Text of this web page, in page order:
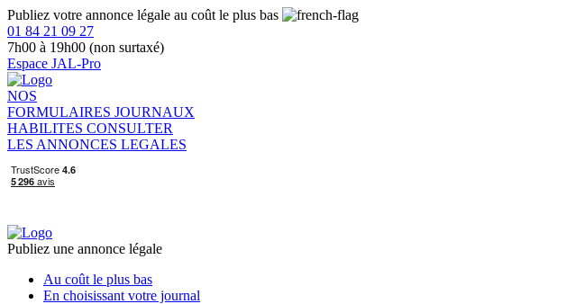
Publiez votre annonce légale au coût le plus bas
01 84 21 09 27
7h00 à 19h00 (non surtaxé)
Espace JAL-Pro
NOS
FORMULAIRES JOURNAUX
HABILITES CONSULTER
LES ANNONCES LEGALES
Publiez une annonce légale
Au coût le plus bas
En choisissant votre journal